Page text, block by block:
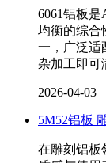
6061铝板
均衡的综合
一，广泛适
杂加工即可
2026-04-03
5M52铝板
在雕刻铝板